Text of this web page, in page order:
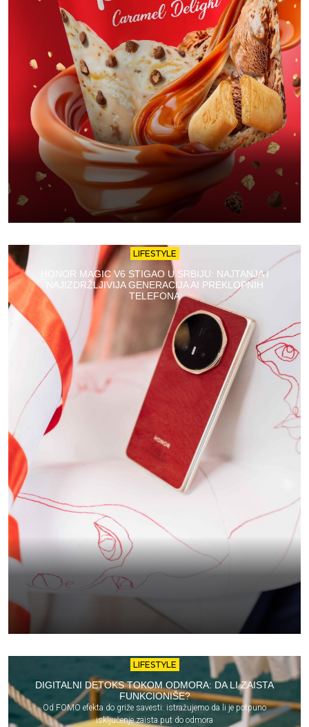
LIFESTYLE
HONOR MAGIC V6 STIGAO U SRBIJU: NAJTANJA I
NAJIZDRŽLJIVIJA GENERACIJA AI PREKLOPNIH
TELEFONA
LIFESTYLE
DIGITALNI DETOKS TOKOM ODMORA: DA LI ZAISTA
FUNKCIONIŠE?
Od FOMO efekta do griže savesti: istražujemo da li je potpuno
isključenje zaista put do odmora